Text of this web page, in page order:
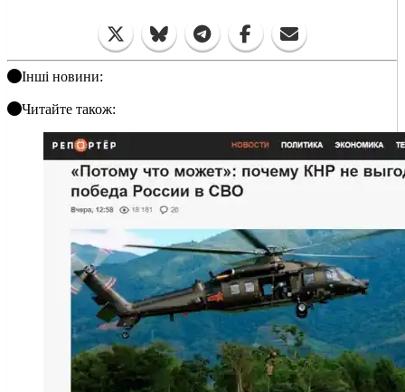
Інші новини:
Читайте також: